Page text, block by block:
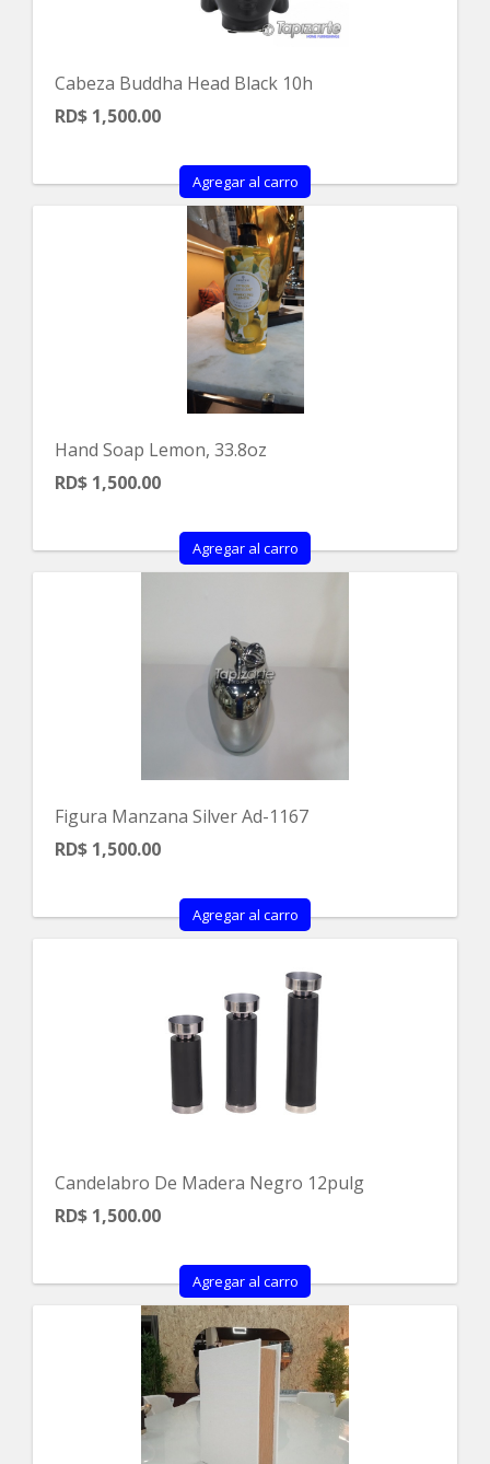
Cabeza Buddha Head Black 10h
RD$ 1,500.00
Agregar al carro
Hand Soap Lemon, 33.8oz
RD$ 1,500.00
Agregar al carro
Figura Manzana Silver Ad-1167
RD$ 1,500.00
Agregar al carro
Candelabro De Madera Negro 12pulg
RD$ 1,500.00
Agregar al carro